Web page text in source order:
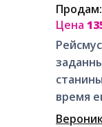
Цена
время